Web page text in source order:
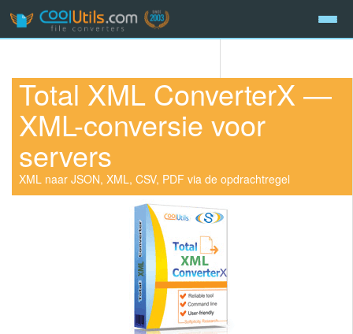
Total XML ConverterX —
XML-conversie voor
servers
XML naar JSON, XML, CSV, PDF via de opdrachtregel